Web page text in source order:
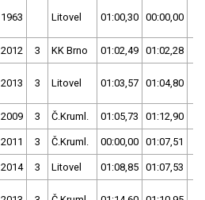
1963 Litovel 01:00,30 00:00,00
2012 3 KK Brno 01:02,49 01:02,28
2013 3 Litovel 01:03,57 01:04,80
2009 3 Č.Kruml. 01:05,73 01:12,90
2011 3 Č.Kruml. 00:00,00 01:07,51
2014 3 Litovel 01:08,85 01:07,53